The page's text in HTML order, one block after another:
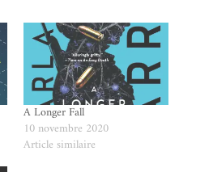
A Longer Fall
10 novembre 2020
Article similaire